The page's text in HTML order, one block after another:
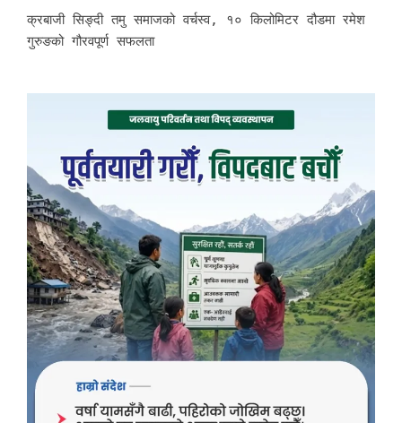
क्रबाजी सिङ्दी तमु समाजको वर्चस्व, १० किलोमिटर दौडमा रमेश
गुरुङको गौरवपूर्ण सफलता